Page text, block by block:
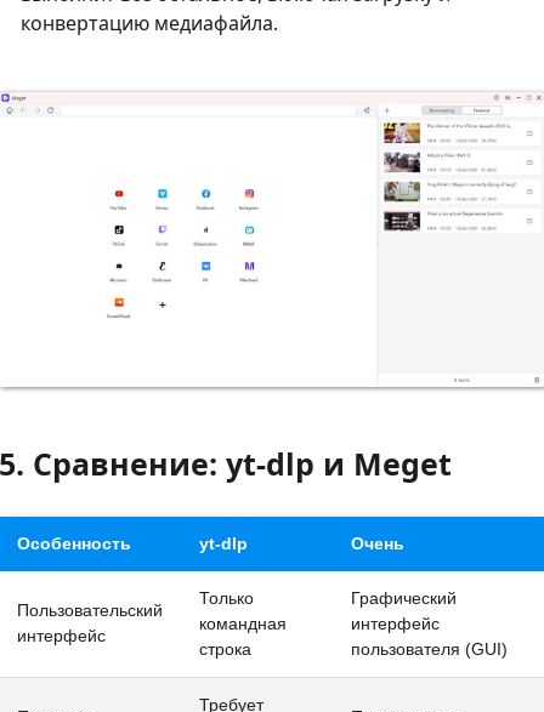
конвертацию медиафайла.
5. Сравнение: yt-dlp и Meget
Особенность yt-dlp Очень
Пользовательский
интерфейс
Только
командная
строка
Графический
интерфейс
пользователя (GUI)
Требует